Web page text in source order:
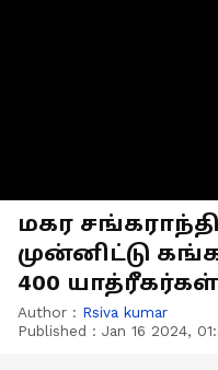
மகர
முன்னிட்டு
400 யாத்ரீகர்கள்
மீட்பு பணியில்
Author : Rsiva kumar
Published : Jan 16 2024,